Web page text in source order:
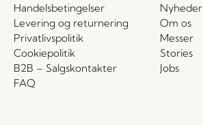
Handelsbetingelser
Levering og returnering
Privatlivspolitik
Cookiepolitik
B2B – Salgskontakter
FAQ
Nyheder
Om os
Messer
Stories
Jobs